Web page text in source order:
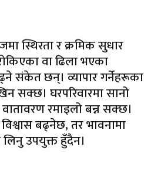
स्थिरता र क्रमिक सुधार
वा ढिला भएका
संकेत छन्। व्यापार गर्नेहरूका
सक्छ। घरपरिवारमा सानो
रमाइलो बन्न सक्छ।
बढ्नेछ, तर भावनामा
उपयुक्त हुँदैन।